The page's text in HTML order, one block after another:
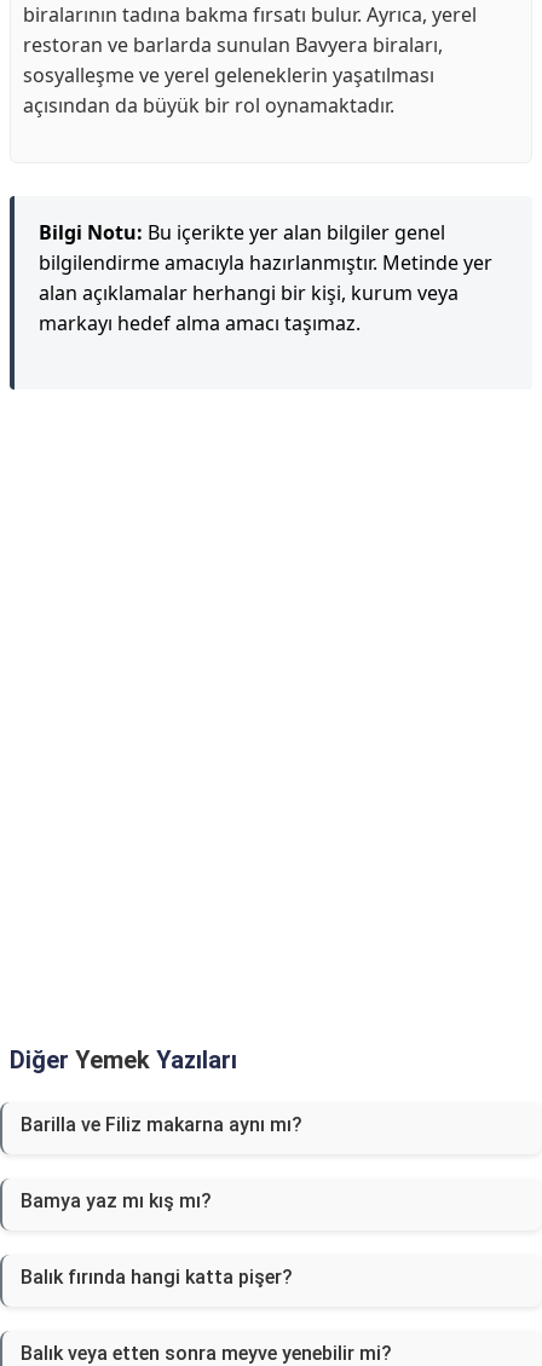
biralarının tadına bakma fırsatı bulur. Ayrıca, yerel
restoran ve barlarda sunulan Bavyera biraları,
sosyalleşme ve yerel geleneklerin yaşatılması
açısından da büyük bir rol oynamaktadır.
Bilgi Notu: Bu içerikte yer alan bilgiler genel
bilgilendirme amacıyla hazırlanmıştır. Metinde yer
alan açıklamalar herhangi bir kişi, kurum veya
markayı hedef alma amacı taşımaz.
Diğer Yemek Yazıları
Barilla ve Filiz makarna aynı mı?
Bamya yaz mı kış mı?
Balık fırında hangi katta pişer?
Balık veya etten sonra meyve yenebilir mi?